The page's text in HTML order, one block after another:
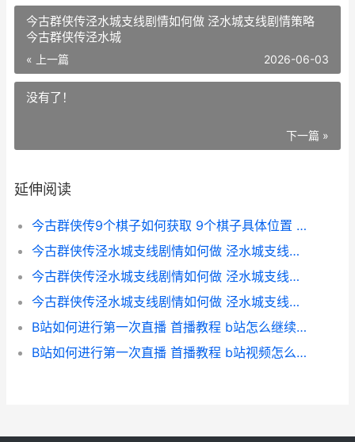
今古群侠传泾水城支线剧情如何做 泾水城支线剧情策略
今古群侠传泾水城
« 上一篇 2026-06-03
没有了！
下一篇 »
延伸阅读
今古群侠传9个棋子如何获取 9个棋子具体位置 金古群侠传门派攻略
今古群侠传泾水城支线剧情如何做 泾水城支线剧情策略 今古群侠传泾水城
今古群侠传泾水城支线剧情如何做 泾水城支线剧情策略 今古群侠传泾水城高粱酒
今古群侠传泾水城支线剧情如何做 泾水城支线剧情策略 今古群侠传泾水城祝火融
B站如何进行第一次直播 首播教程 b站怎么继续添加下一p
B站如何进行第一次直播 首播教程 b站视频怎么从第一个开始看